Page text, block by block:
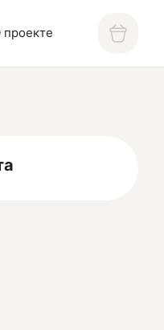
проекте